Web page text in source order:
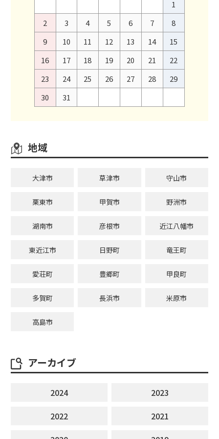
1
2
3 4 5 6 7
8
9
10 11 12 13 14
15
16
17 18 19 20 21
22
23
24 25 26 27 28
29
30
31
地域
大津市 草津市 守山市
栗東市 甲賀市 野洲市
湖南市 彦根市 近江八幡市
東近江市 日野町 竜王町
愛荘町 豊郷町 甲良町
多賀町 長浜市 米原市
高島市
アーカイブ
2024
2023
2022
2021